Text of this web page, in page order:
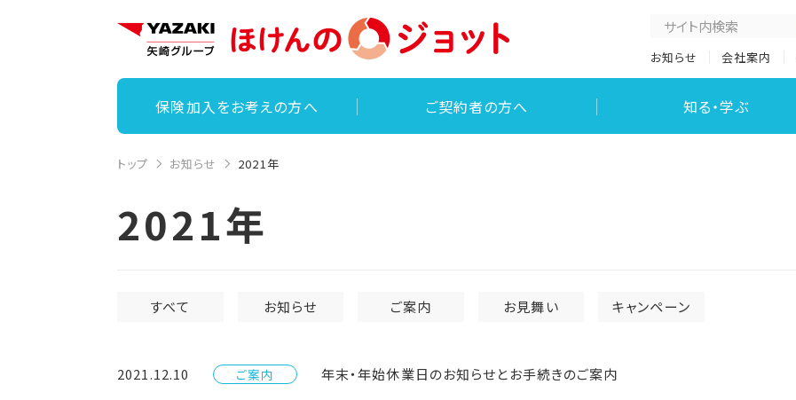
お知らせ
会社案内
保険加入をお考えの方へ ご契約者の方へ 知る・学ぶ
トップ お知らせ 2021年
2021年
すべて お知らせ ご案内 お見舞い キャンペーン
2021.12.10 ご案内 年末・年始休業日のお知らせとお手続きのご案内